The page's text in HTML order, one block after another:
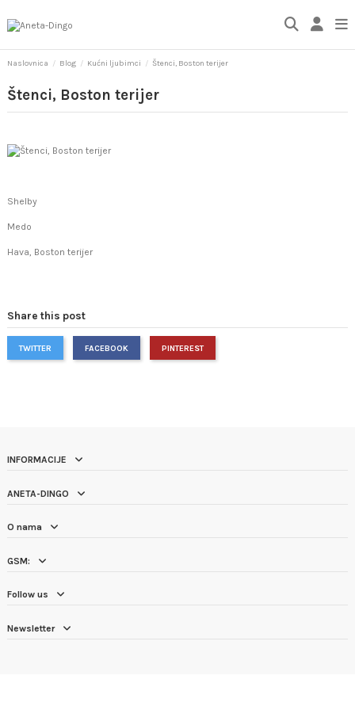
Naslovnica Blog Kućni ljubimci Štenci, Boston terijer
Štenci, Boston terijer
Shelby
Medo
Hava, Boston terijer
Share this post
TWITTER FACEBOOK PINTEREST
INFORMACIJE
ANETA-DINGO
O nama
GSM:
Follow us
Newsletter